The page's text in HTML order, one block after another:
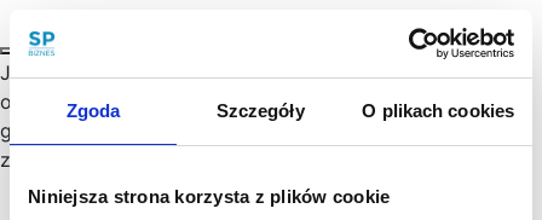
Zgoda Szczegóły O plikach cookies
Niniejsza strona korzysta z plików cookie
Jak założyć Spółkę z o.o.? Kiedy spółka z ograniczoną
odpowiedzialnością może rozpocząć działalność
gospodarczą? Kto reprezentuje spółkę z o.o. i odpowiada
za zobowiązania spółki?…